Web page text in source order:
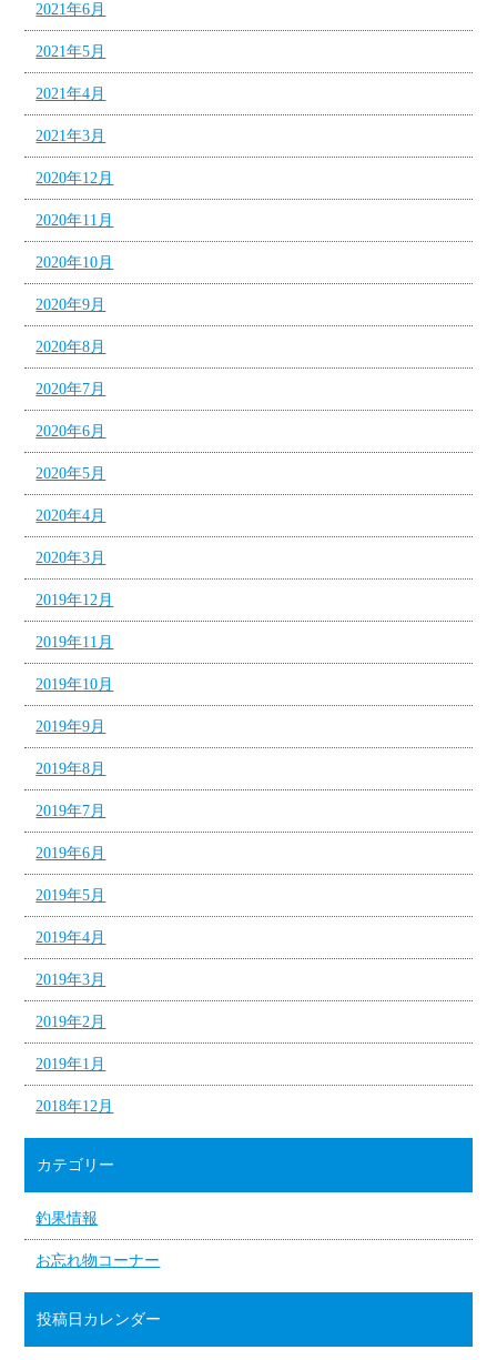
2021年6月
2021年5月
2021年4月
2021年3月
2020年12月
2020年11月
2020年10月
2020年9月
2020年8月
2020年7月
2020年6月
2020年5月
2020年4月
2020年3月
2019年12月
2019年11月
2019年10月
2019年9月
2019年8月
2019年7月
2019年6月
2019年5月
2019年4月
2019年3月
2019年2月
2019年1月
2018年12月
カテゴリー
釣果情報
お忘れ物コーナー
投稿日カレンダー